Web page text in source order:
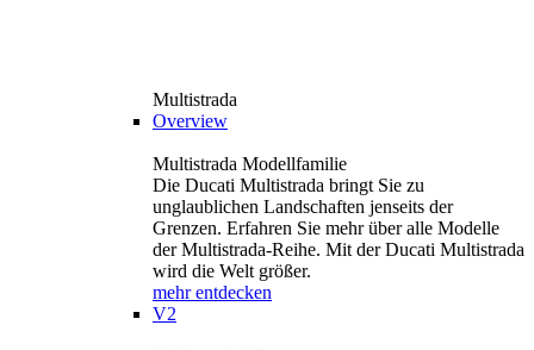
Multistrada
Overview
Multistrada Modellfamilie
Die Ducati Multistrada bringt Sie zu
unglaublichen Landschaften jenseits der
Grenzen. Erfahren Sie mehr über alle Modelle
der Multistrada-Reihe. Mit der Ducati Multistrada
wird die Welt größer.
mehr entdecken
V2